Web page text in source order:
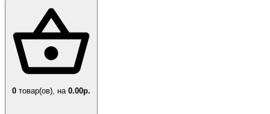
0 товар(ов), на 0.00р.